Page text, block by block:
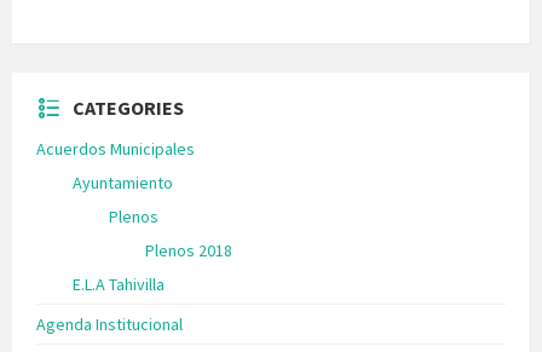
CATEGORIES
Acuerdos Municipales
Ayuntamiento
Plenos
Plenos 2018
E.L.A Tahivilla
Agenda Institucional